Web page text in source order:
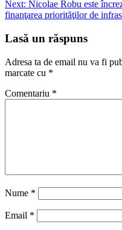
în
Next: Nicolae Robu este
finanţarea priorităţilor de
Lasă un răspuns
Adresa ta de email nu va fi
marcate cu *
Comentariu *
Nume *
Email *